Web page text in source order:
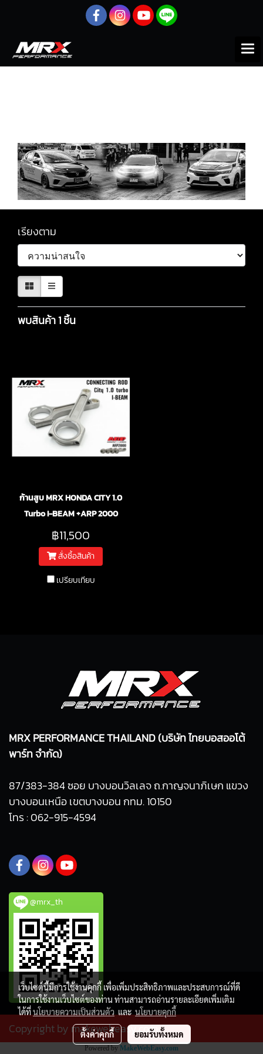
เรียงตาม
พบสินค้า 1 ชิ้น
ก้านสูบ MRX HONDA CITY 1.0
Turbo I-BEAM +ARP 2000
฿11,500
สั่งซื้อสินค้า
เปรียบเทียบ
MRX PERFORMANCE THAILAND (บริษัท ไทยบอสออโต้
พาร์ท จำกัด)
87/383-384 ซอย บางบอนวิลเลจ ถ.กาญจนาภิเษก แขวง
บางบอนเหนือ เขตบางบอน กทม. 10150
โทร : 062-915-4594
@mrx_th
Copyright by makewebeasy.com
Powered by MakeWebEasy.com
เว็บไซต์นี้มีการใช้งานคุกกี้ เพื่อเพิ่มประสิทธิภาพและประสบการณ์ที่ดี
ในการใช้งานเว็บไซต์ของท่าน ท่านสามารถอ่านรายละเอียดเพิ่มเติม
ได้ที่นโยบายความเป็นส่วนตัว และ นโยบายคุกกี้
ตั้งค่าคุกกี้ ยอมรับทั้งหมด